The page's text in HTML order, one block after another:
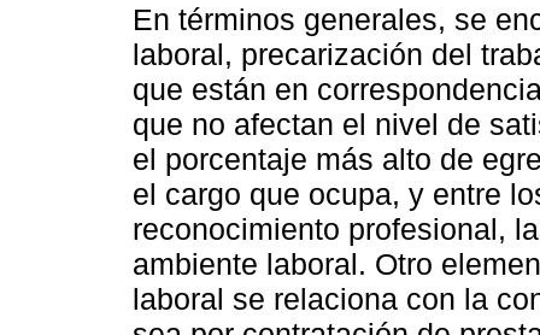
En términos generales, se
laboral, precarización del
que están en
que no afectan el nivel de
el porcentaje más alto de
el cargo que ocupa, y entre
reconocimiento profesional,
ambiente laboral. Otro
laboral se relaciona con la